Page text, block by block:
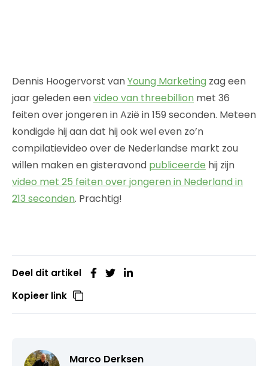
Dennis Hoogervorst vanYoung Marketing zag een
jaar geleden eenvideo van threebillion met 36
feiten over jongeren in Azië in 159 seconden. Meteen
kondigde hij aan dat hij ook wel even zo’n
compilatievideo over de Nederlandse markt zou
willen maken en gisteravond publiceerde hij zijn
video met 25 feiten over jongeren in Nederland in
213 seconden. Prachtig!
Deel dit artikel
Kopieer link
Marco Derksen